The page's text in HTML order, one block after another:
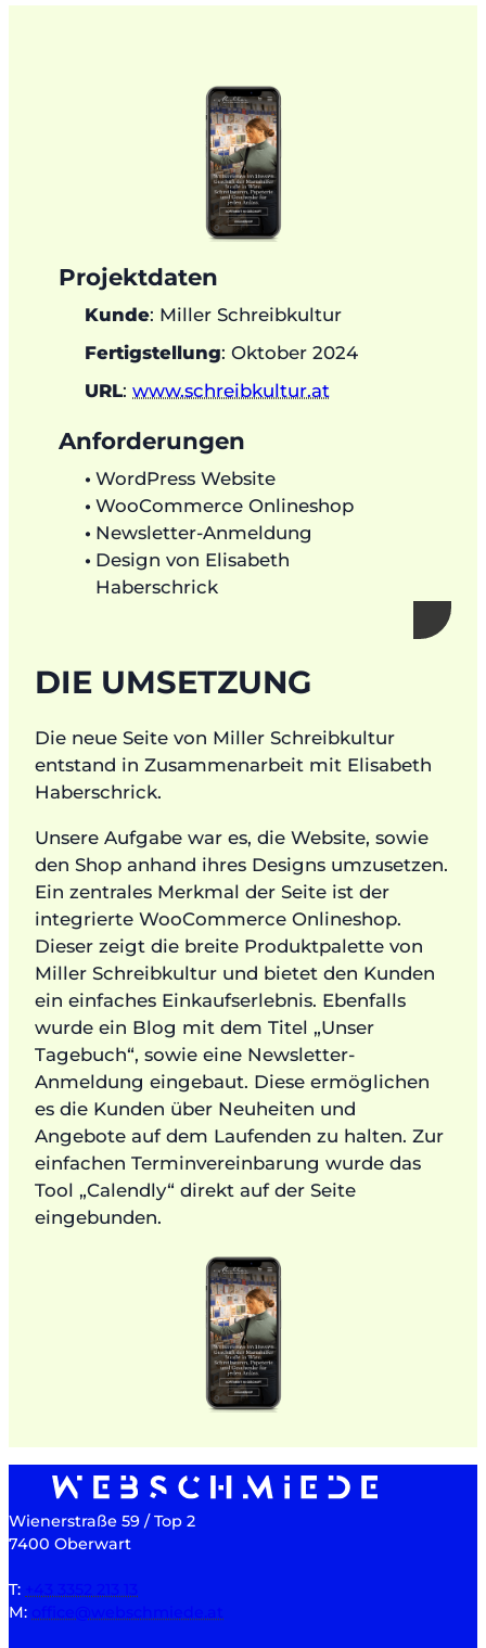
Projektdaten
Kunde: Miller Schreibkultur
Fertigstellung: Oktober 2024
URL:www.schreibkultur.at
Anforderungen
WordPress Website
WooCommerce Onlineshop
Newsletter-Anmeldung
Design von Elisabeth
Haberschrick
DIE UMSETZUNG
Die neue Seite von Miller Schreibkultur
entstand in Zusammenarbeit mit Elisabeth
Haberschrick.
Unsere Aufgabe war es, die Website, sowie
den Shop anhand ihres Designs umzusetzen.
Ein zentrales Merkmal der Seite ist der
integrierte WooCommerce Onlineshop.
Dieser zeigt die breite Produktpalette von
Miller Schreibkultur und bietet den Kunden
ein einfaches Einkaufserlebnis. Ebenfalls
wurde ein Blog mit dem Titel „Unser
Tagebuch“, sowie eine Newsletter-
Anmeldung eingebaut. Diese ermöglichen
es die Kunden über Neuheiten und
Angebote auf dem Laufenden zu halten. Zur
einfachen Terminvereinbarung wurde das
Tool „Calendly“ direkt auf der Seite
eingebunden.
Wienerstraße 59 / Top 2
7400 Oberwart
T:
M: